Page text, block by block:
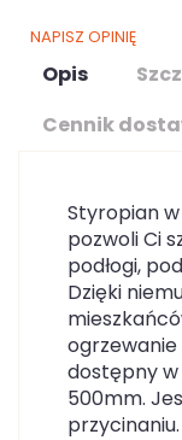
NAPISZ OPINIĘ
Opis
Cennik
Styropian
pozwoli Ci
podłogi,
Dzięki
dostępny w
500mm.
przycinaniu.